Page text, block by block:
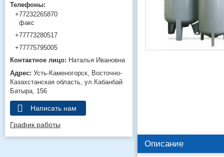
Описание
+77232265870
факс
+77773280517
+77775795005
Наталья Ивановна
Усть-Каменогорск
Восточно-
Казахстанская область ул.Кабанбай
Батыра, 156
Написать нам
График работы